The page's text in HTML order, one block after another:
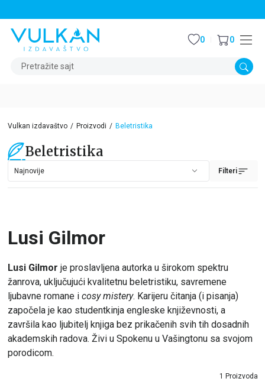
Pretražite sajt
0 0
Vulkan izdavaštvo Proizvodi Beletristika
Beletristika
Filteri
Lusi Gilmor
Lusi Gilmor je proslavljena autorka u širokom spektru
žanrova, uključujući kvalitetnu beletristiku, savremene
ljubavne romane i cosy mistery. Karijeru čitanja (i pisanja)
započela je kao studentkinja engleske književnosti, a
završila kao ljubitelj knjiga bez prikačenih svih tih dosadnih
akademskih radova. Živi u Spokenu u Vašingtonu sa svojom
porodicom.
1 Proizvoda